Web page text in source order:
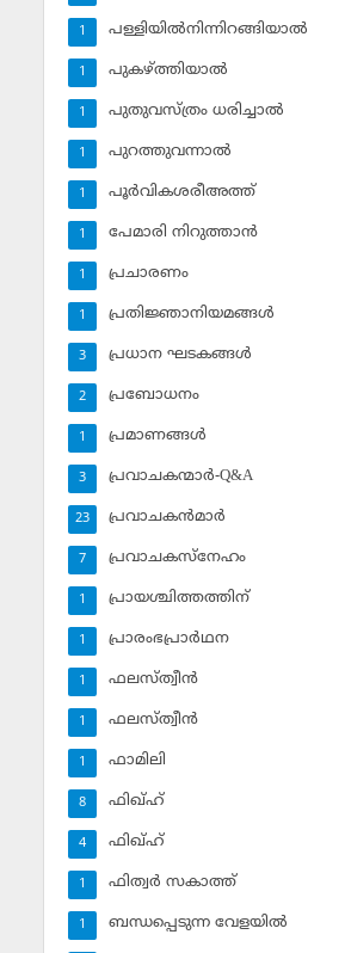
പള്ളിയില്‍നിന്നിറങ്ങിയാല്‍
1
പുകഴ്ത്തിയാല്‍
1
പുതുവസ്ത്രം ധരിച്ചാല്‍
1
പുറത്തുവന്നാല്‍
1
പൂര്‍വികശരീഅത്ത്
1
പേമാരി നിറുത്താന്‍
1
പ്രചാരണം
1
പ്രതിജ്ഞാനിയമങ്ങള്‍
1
പ്രധാന ഘടകങ്ങള്‍
3
പ്രബോധനം
2
പ്രമാണങ്ങള്‍
1
പ്രവാചകന്മാര്‍-Q&A
3
പ്രവാചകന്‍മാര്‍
23
പ്രവാചകസ്‌നേഹം
7
പ്രായശ്ചിത്തത്തിന്
1
പ്രാരംഭപ്രാര്‍ഥന
1
ഫലസ്ത്വീൻ
1
ഫലസ്ത്വീൻ
1
ഫാമിലി
1
ഫിഖ്ഹ്
8
ഫിഖ്ഹ്‌
4
ഫിത്വര്‍ സകാത്ത്‌
1
ബന്ധപ്പെടുന്ന വേളയില്‍
1